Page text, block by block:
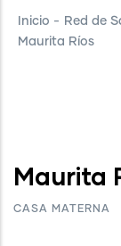
Inicio - Red de
Maurita Ríos
Maurita
CASA MATERNA